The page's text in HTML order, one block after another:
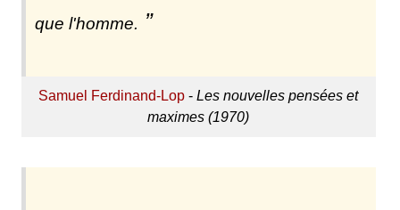
que l'homme.
Samuel Ferdinand-Lop -Les nouvelles pensées et
maximes (1970)